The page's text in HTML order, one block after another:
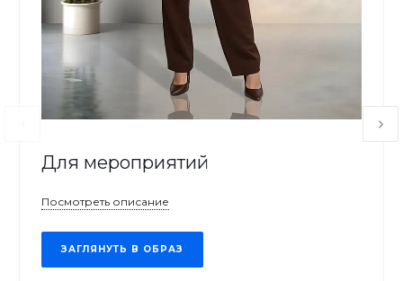
Для мероприятий
Посмотреть описание
ЗАГЛЯНУТЬ В ОБРАЗ